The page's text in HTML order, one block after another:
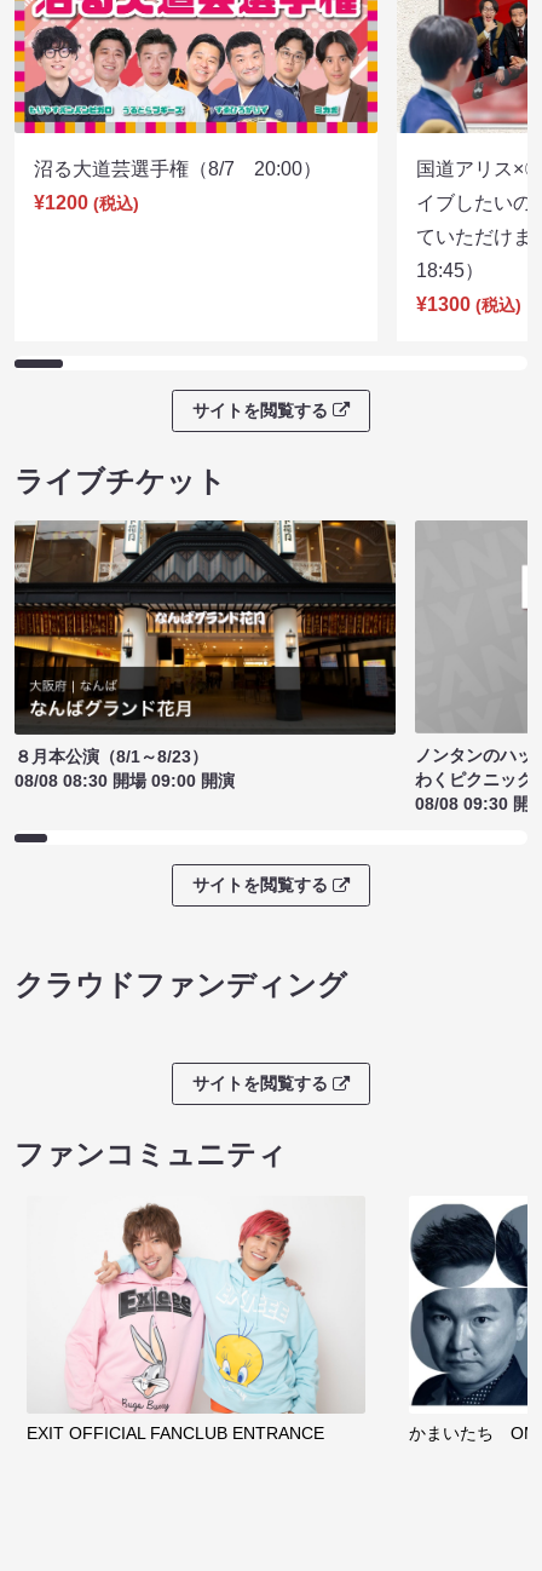
沼る大道芸選手権（8/7 20:00）
¥1200 (税込)
国道アリス×
イブしたいの
ていただけ
18:45）
¥1300 (税込)
サイトを閲覧する
ライブチケット
８月本公演（8/1～8/23）
08/08 08:30 開場 09:00 開演
ノンタンのハッ
わくピクニック
08/08 09:30 開
サイトを閲覧する
クラウドファンディング
サイトを閲覧する
ファンコミュニティ
EXIT OFFICIAL FANCLUB ENTRANCE かまいたち